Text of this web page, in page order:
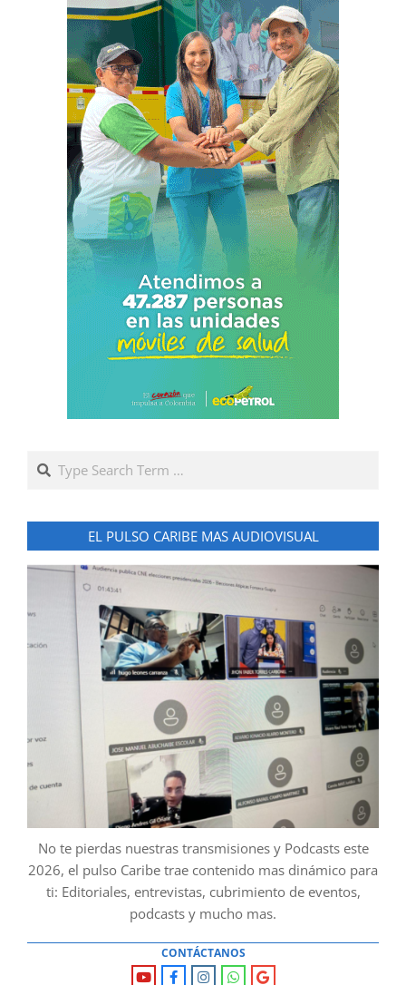
Search
EL PULSO CARIBE MAS AUDIOVISUAL
No te pierdas nuestras transmisiones y Podcasts este
2026, el pulso Caribe trae contenido mas dinámico para
ti: Editoriales, entrevistas, cubrimiento de eventos,
podcasts y mucho mas.
CONTÁCTANOS